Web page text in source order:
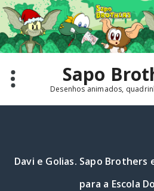
Pular
para
o
conteúdo
Sapo
Desenhos animados,
Davi e Golias. Sapo Brothers
para a Escola